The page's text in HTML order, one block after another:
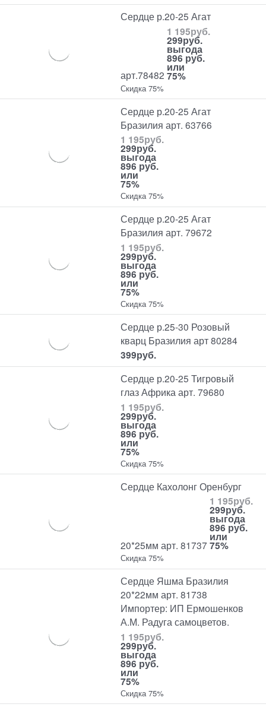
Сердце р.20-25 Агат
арт.78482
1 195руб.
299руб.
выгода
896 руб.
или
75%
Скидка 75%
Сердце р.20-25 Агат
Бразилия арт. 63766
1 195руб.
299руб.
выгода
896 руб.
или
75%
Скидка 75%
Сердце р.20-25 Агат
Бразилия арт. 79672
1 195руб.
299руб.
выгода
896 руб.
или
75%
Скидка 75%
Сердце р.25-30 Розовый
кварц Бразилия арт 80284
399руб.
Сердце р.20-25 Тигровый
глаз Африка арт. 79680
1 195руб.
299руб.
выгода
896 руб.
или
75%
Скидка 75%
Сердце Кахолонг Оренбург
20*25мм арт. 81737
1 195руб.
299руб.
выгода
896 руб.
или
75%
Скидка 75%
Сердце Яшма Бразилия
20*22мм арт. 81738
Импортер: ИП Ермошенков
А.М. Радуга самоцветов.
1 195руб.
299руб.
выгода
896 руб.
или
75%
Скидка 75%